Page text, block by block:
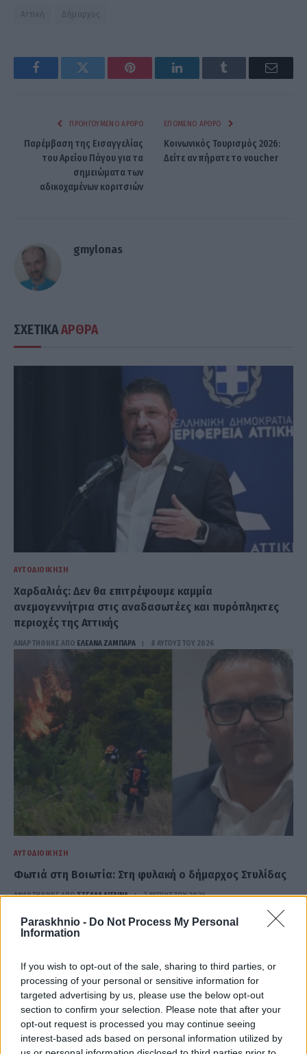
Paraskhnio - Do Not Process My Personal
Information
If you wish to opt-out of the sale, sharing to third parties, or
processing of your personal or sensitive information for
targeted advertising by us, please use the below opt-out
section to confirm your selection. Please note that after your
opt-out request is processed you may continue seeing
interest-based ads based on personal information utilized by
Αττική Δήμαρχος
FacebookTwitter Pinterest LinkedInTumblr Email
ΠΡΟΗΓΟΎΜΕΝΟ ΆΡΘΡΟ
Παρέμβαση της Εισαγγελίας
του Αρείου Πάγου για τα
σημειώματα των
αδικοχαμένων κοριτσιών
ΕΠΌΜΕΝΟ ΆΡΘΡΟ
Κοινωνικός Τουρισμός 2026:
Δείτε αν πήρατε το voucher
gmylonas
ΣΧΕΤΙΚΑΑΡΘΡΑ
ΑΥΤΟΔΙΟΊΚΗΣΗ
Χαρδαλιάς: Δεν θα επιτρέψουμε καμμία
ανεμογεννήτρια στις αναδασωτέες και πυρόπληκτες
περιοχές της Αττικής
ΑΝΑΡΤΗΘΗΚΕ ΑΠΟ ΕΛΕΑΝΑ ΖΑΜΠΑΡΑ 8 ΑΥΓΟΎΣΤΟΥ 2026
ΑΥΤΟΔΙΟΊΚΗΣΗ
Φωτιά στη Βοιωτία: Στη φυλακή ο δήμαρχος Στυλίδας
ΑΝΑΡΤΗΘΗΚΕ ΑΠΟΣΤΈΛΛΑ ΛΊΤΑΙΝΑ 7 ΑΥΓΟΎΣΤΟΥ 2026